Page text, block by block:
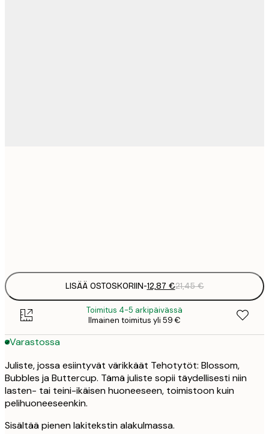
LISÄÄ OSTOSKORIIN-12,87 €21,45 €
Toimitus 4-5 arkipäivässä
Ilmainen toimitus yli 59 €
Varastossa
Juliste, jossa esiintyvät värikkäät Tehotytöt: Blossom,
Bubbles ja Buttercup. Tämä juliste sopii täydellisesti niin
lasten- tai teini-ikäisen huoneeseen, toimistoon kuin
pelihuoneeseenkin.
Sisältää pienen lakitekstin alakulmassa.